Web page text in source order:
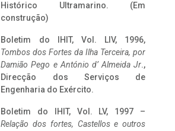
Histórico Ultramarino. (Em
construção)
Boletim do IHIT, Vol. LIV, 1996,
Tombos dos Fortes da Ilha Terceira, por
Damião Pego e António d’ Almeida Jr.,
Direcção dos Serviços de
Engenharia do Exército.
Boletim do IHIT, Vol. LV, 1997 –
Relação dos fortes, Castellos e outros